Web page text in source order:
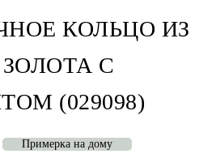
КОЛЬЦО ИЗ
С
(029098)
Примерка на дому